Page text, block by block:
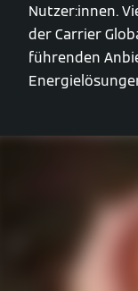
Nutzer:innen.
der Carrier
führenden